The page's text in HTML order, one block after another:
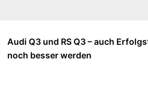
Inhalt
springen
Audi Q3 und RS Q3 – auch
noch besser werden